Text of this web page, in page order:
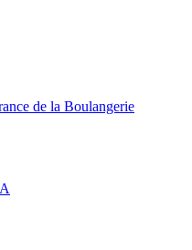
de la Boulangerie